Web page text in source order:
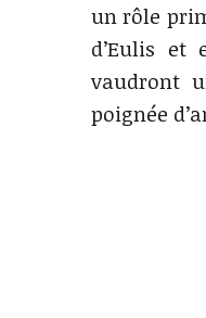
un rôle
d’Eulis et
vaudront
poignée